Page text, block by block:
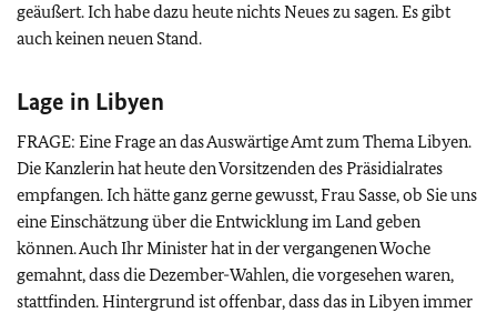
geäußert. Ich habe dazu heute nichts Neues zu sagen. Es gibt
auch keinen neuen Stand.
Lage in Libyen
FRAGE: Eine Frage an das Auswärtige Amt zum Thema Libyen.
Die Kanzlerin hat heute den Vorsitzenden des Präsidialrates
empfangen. Ich hätte ganz gerne gewusst, Frau Sasse, ob Sie uns
eine Einschätzung über die Entwicklung im Land geben
können. Auch Ihr Minister hat in der vergangenen Woche
gemahnt, dass die Dezember-Wahlen, die vorgesehen waren,
stattfinden. Hintergrund ist offenbar, dass das in Libyen immer